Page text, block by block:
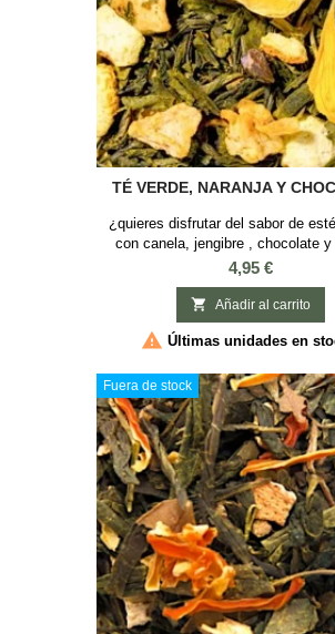
TÉ VERDE, NARANJA Y
¿quieres disfrutar del sabor de
con canela, jengibre , chocolate
forma saludable? , nuestro té verde
chocolate, naranja y trufa te dejará
remordimientos. SABOR: Chocolate,
Trufa INGREDIENTES: Té verde,
(girasol, naranja), granos de cacao ,
Precio
4,95 €
 Añadir al carrito
 Últimas unidades en
Fuera de stock